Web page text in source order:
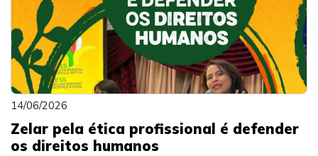
14/06/2026
Zelar pela ética profissional é defender
os direitos humanos